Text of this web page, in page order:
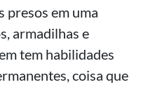
presos em uma
armadilhas e
tem habilidades
coisa que